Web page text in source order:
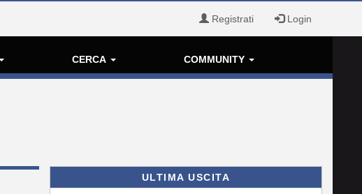
Registrati Login
CERCA COMMUNITY
ULTIMA USCITA